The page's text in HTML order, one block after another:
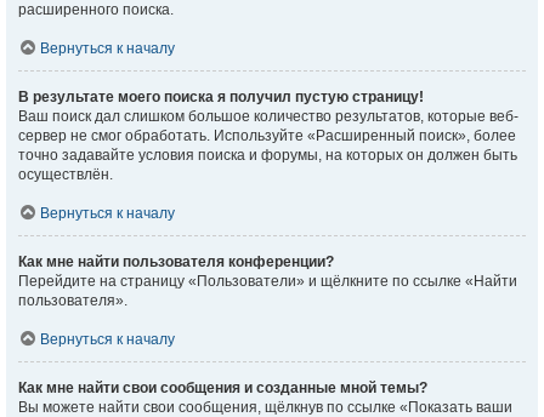
расширенного поиска.
Вернуться к началу
В результате моего поиска я получил пустую страницу!
Ваш поиск дал слишком большое количество результатов, которые веб-
сервер не смог обработать. Используйте «Расширенный поиск», более
точно задавайте условия поиска и форумы, на которых он должен быть
осуществлён.
Вернуться к началу
Как мне найти пользователя конференции?
Перейдите на страницу «Пользователи» и щёлкните по ссылке «Найти
пользователя».
Вернуться к началу
Как мне найти свои сообщения и созданные мной темы?
Вы можете найти свои сообщения, щёлкнув по ссылке «Показать ваши